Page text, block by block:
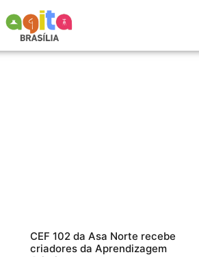
CEF 102 da Asa Norte recebe
criadores da Aprendizagem